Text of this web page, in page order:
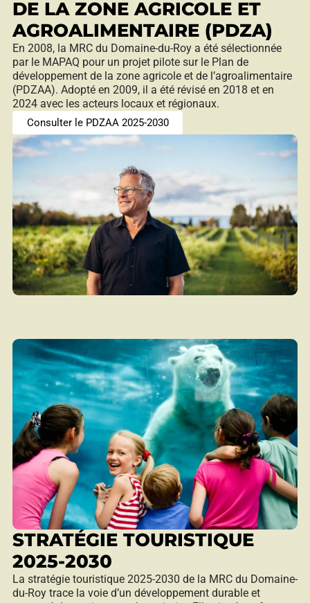
DE LA ZONE AGRICOLE ET
AGROALIMENTAIRE (PDZA)
En 2008, la MRC du Domaine-du-Roy a été sélectionnée
par le MAPAQ pour un projet pilote sur le Plan de
développement de la zone agricole et de l’agroalimentaire
(PDZAA). Adopté en 2009, il a été révisé en 2018 et en
2024 avec les acteurs locaux et régionaux.
Consulter le PDZAA 2025-2030
STRATÉGIE TOURISTIQUE
2025-2030
La stratégie touristique 2025-2030 de la MRC du Domaine-
du-Roy trace la voie d’un développement durable et